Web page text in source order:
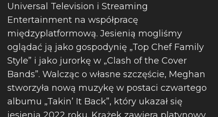
Universal Television i Streaming
Entertainment na współpracę
międzyplatformową. Jesienią mogliśmy
oglądać ją jako gospodynię „Top Chef Family
Style” i jako jurorkę w „Clash of the Cover
Bands”. Walcząc o własne szczęście, Meghan
stworzyła nową muzykę w postaci czwartego
albumu „Takin’ It Back”, który ukazał się